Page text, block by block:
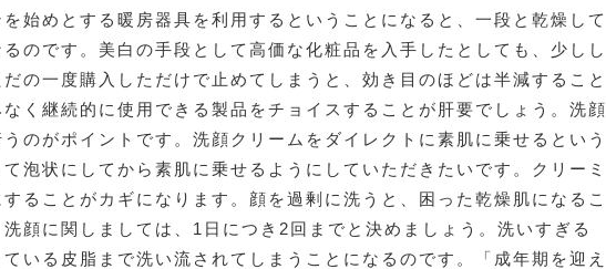
始めとする暖房器具を利用するということになると、一段と乾燥して
のです。美白の手段として高価な化粧品を入手したとしても、少しし
の一度購入しただけで止めてしまうと、効き目のほどは半減すること
く継続的に使用できる製品をチョイスすることが肝要でしょう。洗顔
のがポイントです。洗顔クリームをダイレクトに素肌に乗せるという
泡状にしてから素肌に乗せるようにしていただきたいです。クリーミ
ることがカギになります。顔を過剰に洗うと、困った乾燥肌になるこ
顔に関しましては、1日につき2回までと決めましょう。洗いすぎる
いる皮脂まで洗い流されてしまうことになるのです。「成年期を迎え